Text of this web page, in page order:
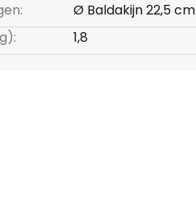
Ø Baldakijn 22,5 cm
1,8